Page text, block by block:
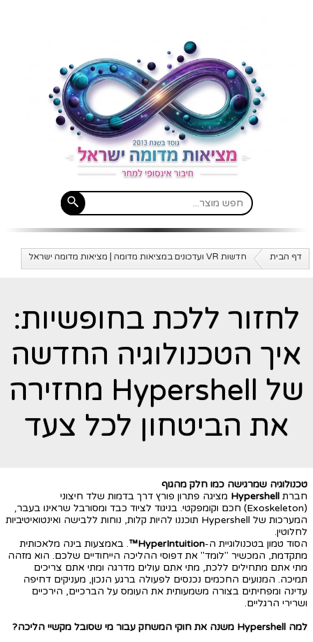
דף הבית חדשות VR ועדכונים במציאות מדומה | מציאות מדומה ישראל
לחזור ללכת בחופשיות:
איך הטכנולוגיה החדשה
של Hypershell מחזירה
את הביטחון לכל צעד
טכנולוגיה שמרגישה כמו חלק מהגוף
חברת Hypershell מציגה פתרון פורץ דרך בדמות שלד חיצוני
(Exoskeleton) חכם וקומפקטי. בניגוד לציוד כבד ומסורבל שראינו בעבר,
המערכות של Hypershell תוכננו להיות קלות, נוחות ללבישה ואינטואיטיביות
לחלוטין.
הסוד טמון בטכנולוגיית ה-HyperIntuition™
. באמצעות בינה מלאכותית
מתקדמת, המכשיר "לומד" את דפוסי ההליכה הייחודיים שלכם. הוא מזהה
מתי אתם מתחילים ללכת, מתי אתם עולים מדרגה ומתי אתם צריכים
תמיכה. המנועים החכמים נכנסים לפעולה ברגע הנכון, מעניקים דחיפה
עדינה ומפחיתים בצורה משמעותית את העומס על הברכיים, הירכיים
ושרירי הרגליים.
למה Hypershell משנה את חוקי המשחק עבור מי שסובל מקשיי הליכה?